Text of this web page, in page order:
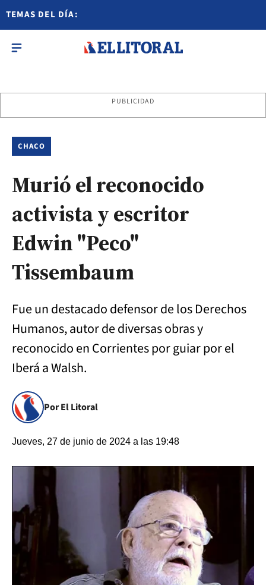
TEMAS DEL DÍA:
PUBLICIDAD
CHACO
Murió el reconocido
activista y escritor
Edwin "Peco"
Tissembaum
Fue un destacado defensor de los Derechos
Humanos, autor de diversas obras y
reconocido en Corrientes por guiar por el
Iberá a Walsh.
Por El Litoral
Jueves, 27 de junio de 2024 a las 19:48